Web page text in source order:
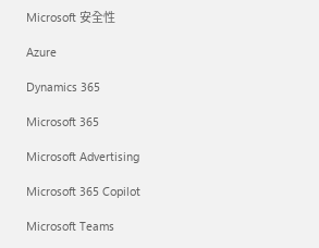
Microsoft 安全性
Azure
Dynamics 365
Microsoft 365
Microsoft Advertising
Microsoft 365 Copilot
Microsoft Teams